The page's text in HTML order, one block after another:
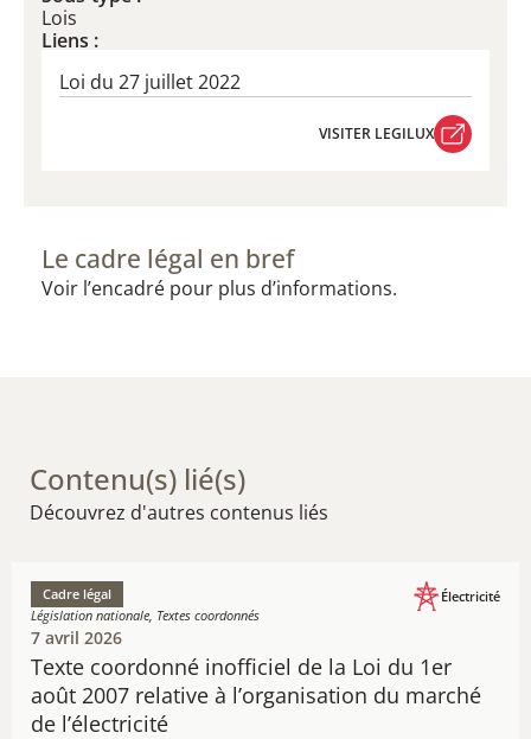
Lois
Liens :
Loi du 27 juillet 2022
VISITER LEGILUX
Le cadre légal en bref
Voir l’encadré pour plus d’informations.
Contenu(s) lié(s)
Découvrez d'autres contenus liés
Texte coo​​​rdonné​​​​​ inofficiel de la Loi du 1er
août 2007 relative à l’organisation du marché
de l’électricité
Cadre légal
Législation nationale, Textes coordonnés
Électricité
7 avril 2026